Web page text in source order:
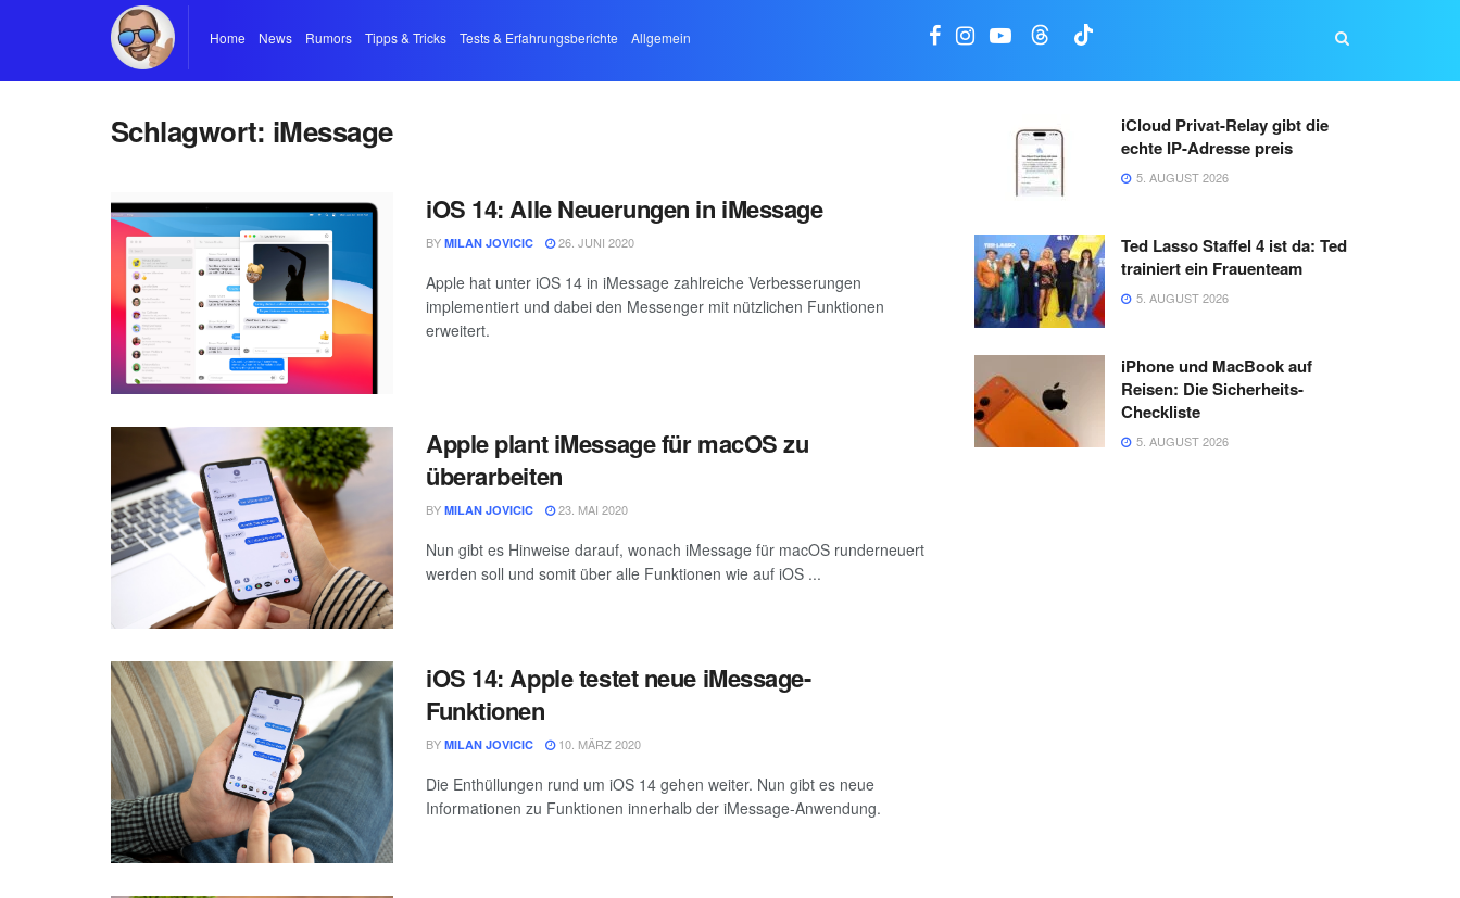
Home News Rumors Tipps & Tricks Tests & Erfahrungsberichte Allgemein
Schlagwort: iMessage
iOS 14: Alle Neuerungen in iMessage
BY MILAN JOVICIC 26. JUNI 2020
Apple hat unter iOS 14 in iMessage zahlreiche Verbesserungen
implementiert und dabei den Messenger mit nützlichen Funktionen
erweitert.
Apple plant iMessage für macOS zu
überarbeiten
BY MILAN JOVICIC 23. MAI 2020
Nun gibt es Hinweise darauf, wonach iMessage für macOS runderneuert
werden soll und somit über alle Funktionen wie auf iOS ...
iOS 14: Apple testet neue iMessage-
Funktionen
BY MILAN JOVICIC 10. MÄRZ 2020
Die Enthüllungen rund um iOS 14 gehen weiter. Nun gibt es neue
Informationen zu Funktionen innerhalb der iMessage-Anwendung.
iCloud Privat-Relay gibt die
echte IP-Adresse preis
5. AUGUST 2026
Ted Lasso Staffel 4 ist da: Ted
trainiert ein Frauenteam
5. AUGUST 2026
iPhone und MacBook auf
Reisen: Die Sicherheits-
Checkliste
5. AUGUST 2026